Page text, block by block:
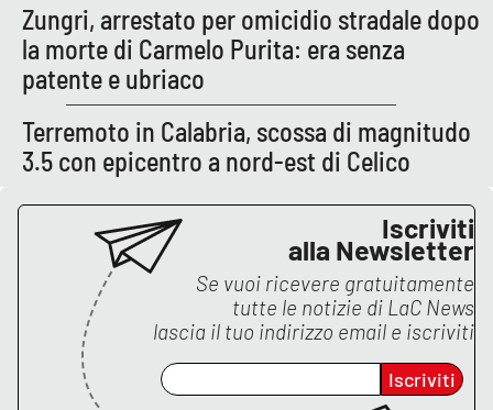
Android
Apple
Zungri, arrestato per omicidio stradale dopo
la morte di Carmelo Purita: era senza
patente e ubriaco
Terremoto in Calabria, scossa di magnitudo
3.5 con epicentro a nord-est di Celico
Iscriviti
alla Newsletter
Se vuoi ricevere gratuitamente
tutte le notizie di LaC News
lascia il tuo indirizzo email e iscriviti
Iscriviti